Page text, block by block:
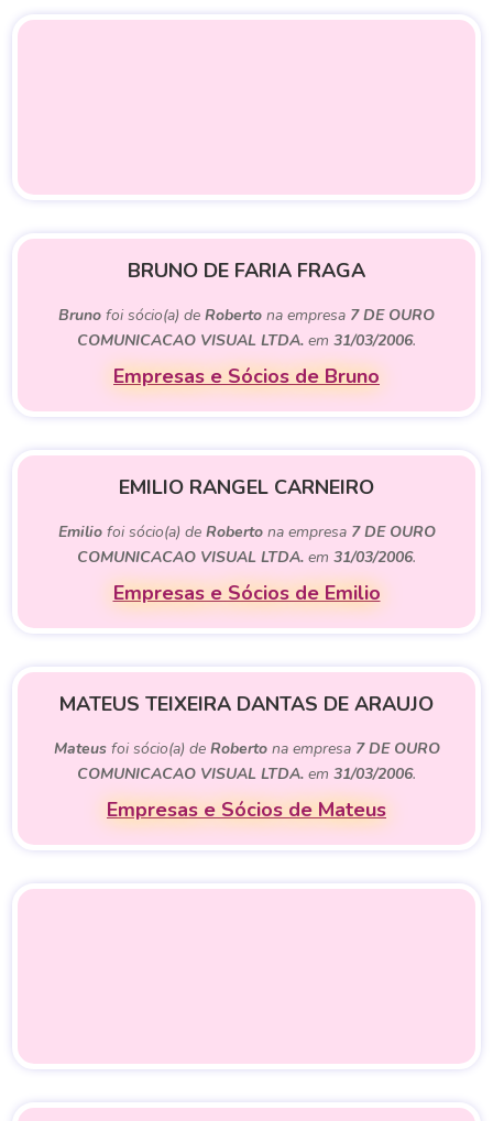
BRUNO DE FARIA FRAGA
Bruno foi sócio(a) de Roberto na empresa 7 DE OURO
COMUNICACAO VISUAL LTDA. em 31/03/2006.
Empresas e Sócios de Bruno
EMILIO RANGEL CARNEIRO
Emiliofoi sócio(a) de Robertona empresa 7 DE OURO
COMUNICACAO VISUAL LTDA. em 31/03/2006.
Empresas e Sócios de Emilio
MATEUS TEIXEIRA DANTAS DE ARAUJO
Mateusfoi sócio(a) de Robertona empresa 7 DE OURO
COMUNICACAO VISUAL LTDA. em 31/03/2006.
Empresas e Sócios de Mateus